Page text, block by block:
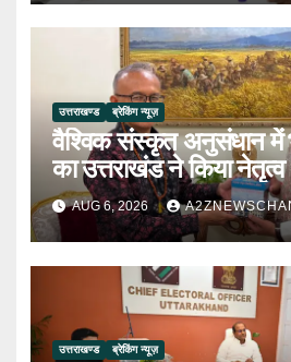
उत्तराखण्ड ब्रेकिंग न्यूज़
वैश्विक संस्कृत अनुसंधान में
का उत्तराखंड ने किया नेतृत्व
AUG 6, 2026
उत्तराखण्ड ब्रेकिंग न्यूज़